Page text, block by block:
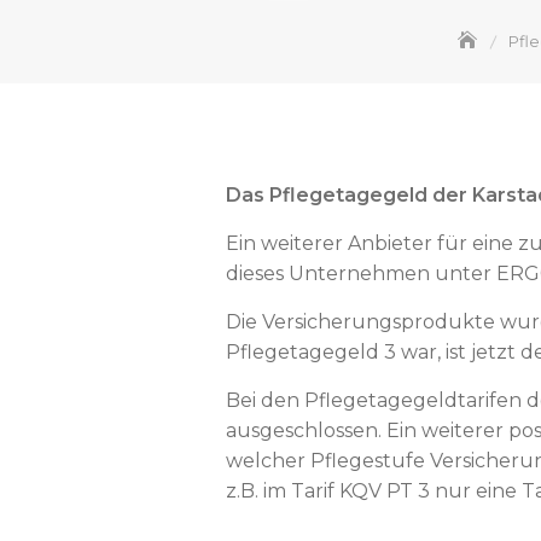
Das Pflegetagegeld der
Ein weiterer Anbieter für eine
dieses Unternehmen unter
Die Versicherungsprodukte
Pflegetagegeld 3 war, ist jetzt
Bei den Pflegetagegeldtarifen
ausgeschlossen. Ein weiterer
welcher Pflegestufe
z.B. im Tarif KQV PT 3 nur eine